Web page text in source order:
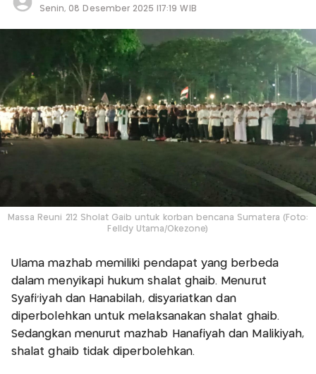
Senin, 08 Desember 2025 |17:19 WIB
Massa Reuni 212 Sholat Gaib untuk korban bencana Sumatera (Foto:
Felldy Utama/Okezone)
Ulama mazhab memiliki pendapat yang berbeda
dalam menyikapi hukum shalat ghaib. Menurut
Syafi’iyah dan Hanabilah, disyariatkan dan
diperbolehkan untuk melaksanakan shalat ghaib.
Sedangkan menurut mazhab Hanafiyah dan Malikiyah,
shalat ghaib tidak diperbolehkan.